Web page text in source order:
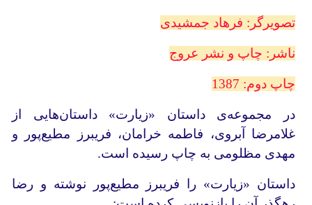
تصویرگر: فرهاد جمشیدی
ناشر: چاپ و نشر عروج
چاپ دوم: 1387
در مجموعه‌ی داستان «زیارت» داستان‌هایی از
غلامرضا آبروی، فاطمه خرامان، فریبرز مطیع‌پور و
مهدی مظلومی به چاپ رسیده است.
داستان «زیارت» را فریبرز مطیع‌پور نوشته و رضا